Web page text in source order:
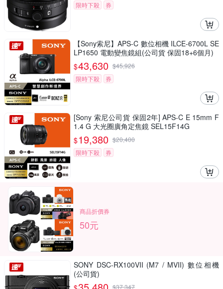
限時下殺
券
【Sony索尼】APS-C 數位相機 ILCE-6700L SE
LP1650 電動變焦鏡組(公司貨 保固18+6個月)
$43,630 $45,926
限時下殺
券
[Sony 索尼公司貨 保固2年] APS-C E 15mm F
1.4 G 大光圈廣角定焦鏡 SEL15F14G
$19,380 $20,400
限時下殺
券
商品折價券
50元
SONY DSC-RX100VII (M7 / MVII) 數位相機
(公司貨)
$37,347